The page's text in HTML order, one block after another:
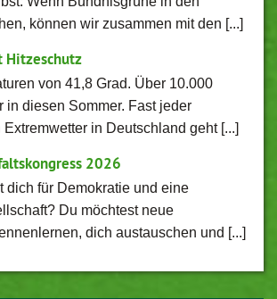
können wir zusammen mit den [...]
Hitzeschutz
von 41,8 Grad. Über 10.000
in diesen Sommer. Fast jeder
in Deutschland geht [...]
2026
dich für Demokratie und eine
Du möchtest neue
dich austauschen und [...]